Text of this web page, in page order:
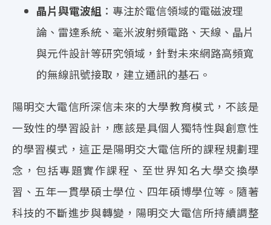
晶片與電波組 ：專注於電信領域的電磁波理
論、雷達系統、毫米波射頻電路、天線、晶片
與元件設計等研究領域，針對未來網路高頻寬
的無線訊號接取，建立通訊的基石。
陽明交大電信所深信未來的大學教育模式，不該是
一致性的學習設計，應該是具個人獨特性與創意性
的學習模式，這正是陽明交大電信所的課程規劃理
念，包括專題實作課程、至世界知名大學交換學
習、五年一貫學碩士學位、四年碩博學位等。隨著
科技的不斷進步與轉變，陽明交大電信所持續調整